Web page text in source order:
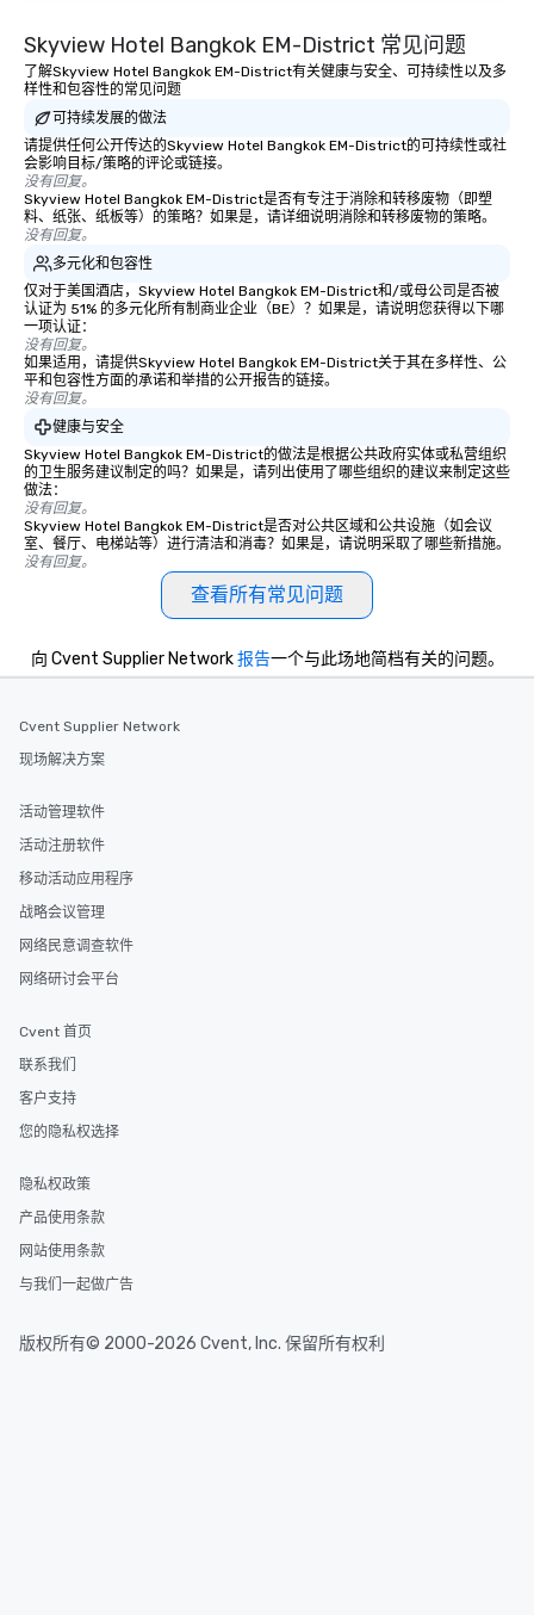
Skyview Hotel Bangkok EM-District 常见问题
了解Skyview Hotel Bangkok EM-District有关健康与安全、可持续性以及多
样性和包容性的常见问题
可持续发展的做法
请提供任何公开传达的Skyview Hotel Bangkok EM-District的可持续性或社
会影响目标/策略的评论或链接。
没有回复。
Skyview Hotel Bangkok EM-District是否有专注于消除和转移废物（即塑
料、纸张、纸板等）的策略？如果是，请详细说明消除和转移废物的策略。
没有回复。
多元化和包容性
仅对于美国酒店，Skyview Hotel Bangkok EM-District和/或母公司是否被
认证为 51% 的多元化所有制商业企业（BE）？如果是，请说明您获得以下哪
一项认证：
没有回复。
如果适用，请提供Skyview Hotel Bangkok EM-District关于其在多样性、公
平和包容性方面的承诺和举措的公开报告的链接。
没有回复。
健康与安全
Skyview Hotel Bangkok EM-District的做法是根据公共政府实体或私营组织
的卫生服务建议制定的吗？如果是，请列出使用了哪些组织的建议来制定这些
做法：
没有回复。
Skyview Hotel Bangkok EM-District是否对公共区域和公共设施（如会议
室、餐厅、电梯站等）进行清洁和消毒？如果是，请说明采取了哪些新措施。
没有回复。
查看所有常见问题
向 Cvent Supplier Network报告一个与此场地简档有关的问题。
Cvent Supplier Network
现场解决方案
活动管理软件
活动注册软件
移动活动应用程序
战略会议管理
网络民意调查软件
网络研讨会平台
Cvent 首页
联系我们
客户支持
您的隐私权选择
隐私权政策
产品使用条款
网站使用条款
与我们一起做广告
版权所有© 2000-2026 Cvent, Inc. 保留所有权利